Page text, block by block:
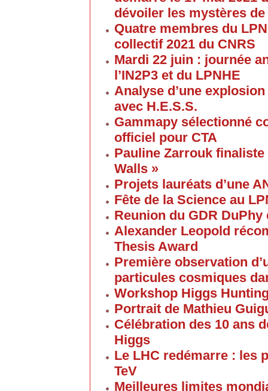
dévoiler les mystères de
Quatre membres du
collectif 2021 du CNRS
Mardi 22 juin : journée
l’IN2P3 et du LPNHE
Analyse d’une
avec H.E.S.S.
Gammapy sélectionné
officiel pour CTA
Pauline Zarrouk
Walls »
Projets lauréats d’une
Fête de la Science au
Reunion du GDR DuPhy
Alexander Leopold
Thesis Award
Première observation
particules cosmiques
Workshop Higgs
Portrait de Mathieu
Célébration des 10 ans
Higgs
Le LHC redémarre : les
TeV
Meilleures limites